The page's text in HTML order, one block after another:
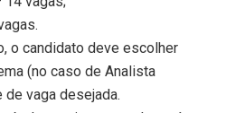
o candidato deve escolher
(no caso de Analista
vaga desejada.